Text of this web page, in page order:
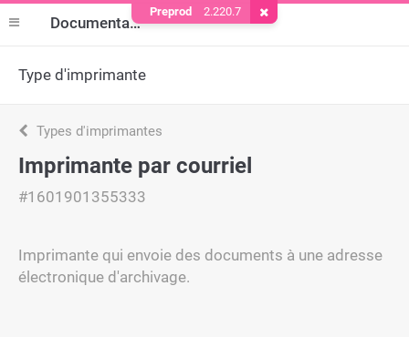
Documentation
Type d'imprimante
Types d'imprimantes
Imprimante par courriel
#1601901355333
Imprimante qui envoie des documents à une adresse
électronique d'archivage.
Preprod 2.220.7 Supprimer le cookie